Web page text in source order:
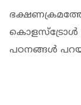
പഠനങ്ങൾ